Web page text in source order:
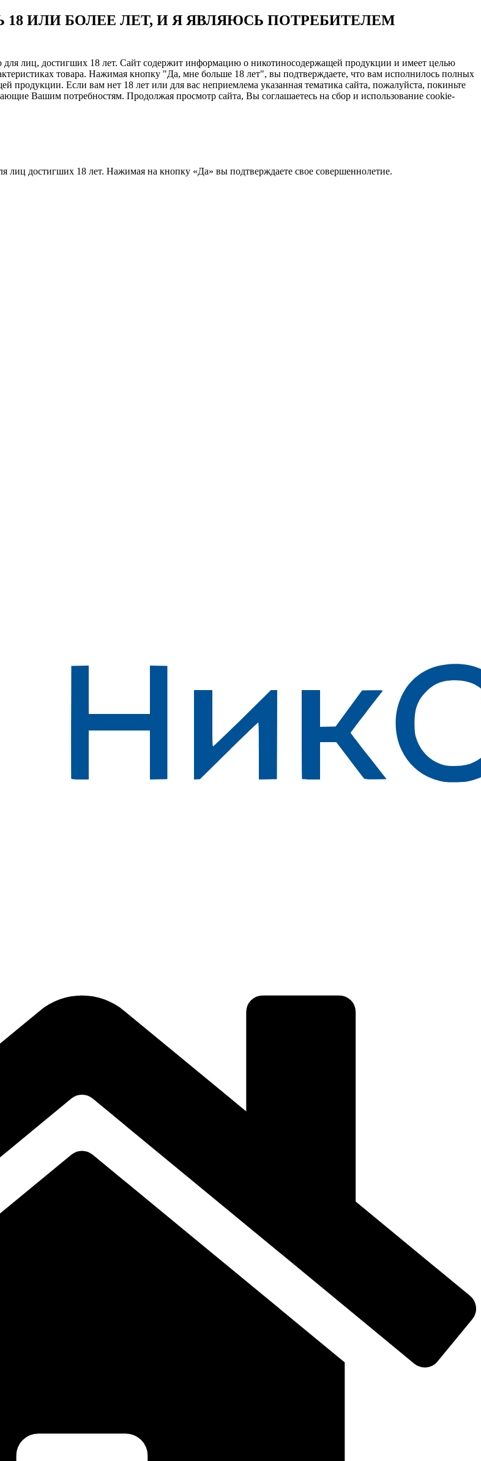
ИЛИ БОЛЕЕ ЛЕТ, И Я ЯВЛЯЮСЬ ПОТРЕБИТЕЛЕМ
для лиц, достигших 18 лет. Сайт содержит информацию о никотиносодержащей продукции и имеет целью
товара. Нажимая кнопку "Да, мне больше 18 лет", вы подтверждаете, что вам исполнилось полных
Если вам нет 18 лет или для вас неприемлема указанная тематика сайта, пожалуйста, покиньте
Вашим потребностям. Продолжая просмотр сайта, Вы соглашаетесь на сбор и использование cookie-
лиц достигших 18 лет. Нажимая на кнопку «Да» вы подтверждаете свое совершеннолетие.